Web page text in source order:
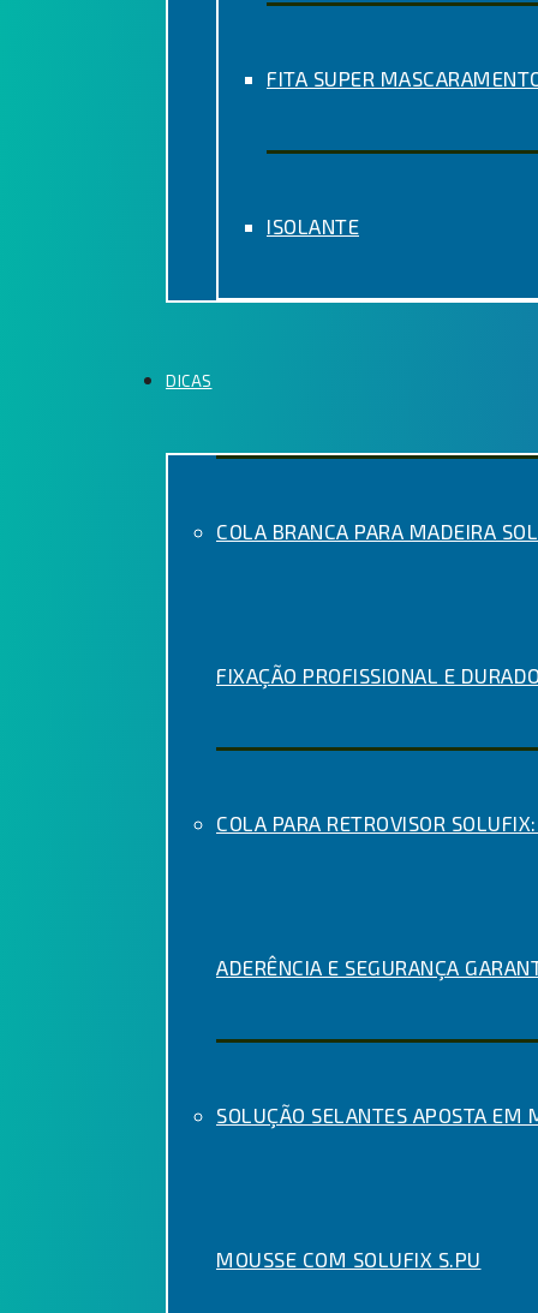
FITA SUPER
ISOLANTE
DICAS
COLA BRANCA PARA MADEIRA
FIXAÇÃO PROFISSIONAL E
COLA PARA RETROVISOR
ADERÊNCIA E SEGURANÇA
SOLUÇÃO SELANTES APOSTA EM
MOUSSE COM SOLUFIX S.PU